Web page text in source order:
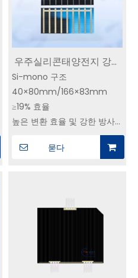
cm2
우주실리콘태양전지 강한
방사선|임우주위성 전력시
스템 공급업체
Si-mono 구조
40×80mm/166×83mm
≥19% 효율
높은 변환 효율 및 강한 방사
우주선 응용 및 기타
묻다